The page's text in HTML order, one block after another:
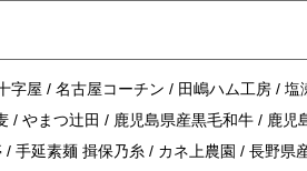
屋 / 名古屋コーチン / 田嶋ハム工房 / 塩
/ やまつ辻田 / 鹿児島県産黒毛和牛 / 鹿児
手延素麺 揖保乃糸 / カネ上農園 / 長野県